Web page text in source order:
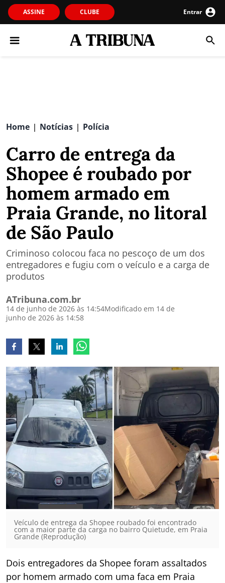
ASSINE CLUBE Entrar
Home | Notícias | Polícia
Carro de entrega da
Shopee é roubado por
homem armado em
Praia Grande, no litoral
de São Paulo
Criminoso colocou faca no pescoço de um dos
entregadores e fugiu com o veículo e a carga de
produtos
ATribuna.com.br
14 de junho de 2026 às 14:54Modificado em 14 de
junho de 2026 às 14:58
Veículo de entrega da Shopee roubado foi encontrado
com a maior parte da carga no bairro Quietude, em Praia
Grande (Reprodução)
Dois entregadores da Shopee foram assaltados
por homem armado com uma faca em Praia